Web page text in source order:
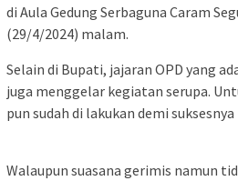
di Aula Gedung Serbaguna Caram
(29/4/2024) malam.
Selain di Bupati, jajaran OPD yang
juga menggelar kegiatan serupa.
pun sudah di lakukan demi
Walaupun suasana gerimis namun